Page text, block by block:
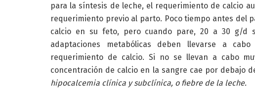
para la síntesis de leche, el requerimiento de calcio
requerimiento previo al parto. Poco tiempo antes del
calcio en su feto, pero cuando pare, 20 a 30 g/d
adaptaciones metabólicas deben llevarse a
requerimiento de calcio. Si no se llevan a cabo
concentración de calcio en la sangre cae por debajo
hipocalcemia clínica y subclínica, o fiebre de la leche.